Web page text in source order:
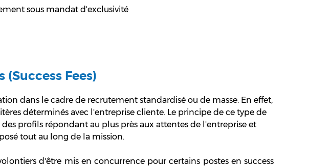
sous mandat d'exclusivité
Fees)
dans le cadre de recrutement standardisé ou de masse. En effet,
déterminés avec l'entreprise cliente. Le principe de ce type de
profils répondant au plus près aux attentes de l'entreprise et
tout au long de la mission.
d'être mis en concurrence pour certains postes en success